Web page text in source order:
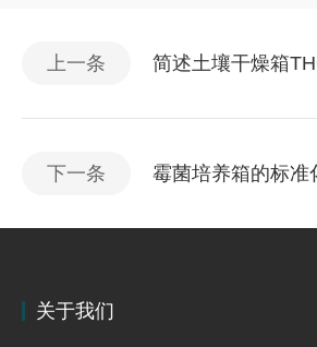
上一条 简述土壤干燥箱
下一条 霉菌培养箱的标准
关于我们